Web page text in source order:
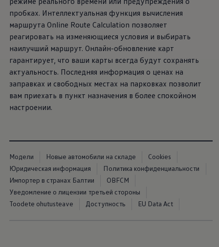
пробках. Интеллектуальная функция вычисления
маршрута Online Route Calculation позволяет
реагировать на изменяющиеся условия и выбирать
наилучший маршрут. Онлайн-обновление карт
гарантирует, что ваши карты всегда будут сохранять
актуальность. Последняя информация о ценах на
заправках и свободных местах на парковках позволит
вам приехать в пункт назначения в более спокойном
настроении.
Модели Новые автомобили на складе
Cookies
Юридическая информация
Политика конфиденциальности
Импортер в странах Балтии
OBFCM
Уведомление о лицензии третьей стороны
Toodete ohutusteave
Доступность EU Data Act